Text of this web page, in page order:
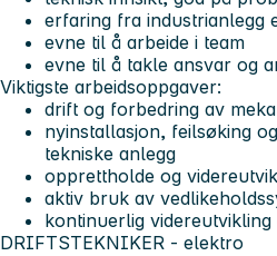
erfaring fra industrianlegg
evne til å arbeide i team
evne til å takle ansvar og
Viktigste arbeidsoppgaver:
drift og forbedring av
nyinstallasjon, feilsøking
tekniske anlegg
opprettholde og
aktiv bruk av
kontinuerlig videreutvikling
DRIFTSTEKNIKER - elektro